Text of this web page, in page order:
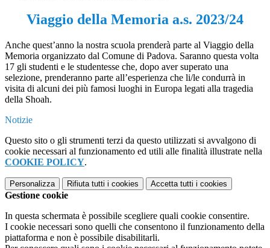
Viaggio della Memoria a.s. 2023/24
Anche quest’anno la nostra scuola prenderà parte al Viaggio della
Memoria organizzato dal Comune di Padova. Saranno questa volta
17 gli studenti e le studentesse che, dopo aver superato una
selezione, prenderanno parte all’esperienza che li/le condurrà in
visita di alcuni dei più famosi luoghi in Europa legati alla tragedia
della Shoah.
Notizie
Questo sito o gli strumenti terzi da questo utilizzati si avvalgono di
cookie necessari al funzionamento ed utili alle finalità illustrate nella
COOKIE POLICY.
Personalizza Rifiuta tutti i cookies Accetta tutti i cookies
Gestione cookie
In questa schermata è possibile scegliere quali cookie consentire.
I cookie necessari sono quelli che consentono il funzionamento della
piattaforma e non è possibile disabilitarli.